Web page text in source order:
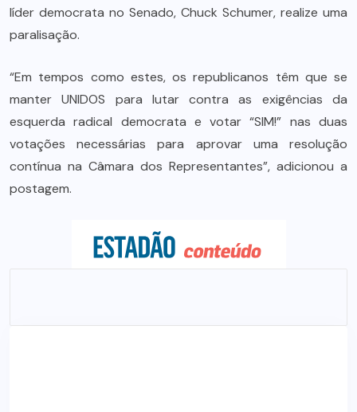
líder democrata no Senado, Chuck Schumer, realize uma
paralisação.
“Em tempos como estes, os republicanos têm que se
manter UNIDOS para lutar contra as exigências da
esquerda radical democrata e votar “SIM!” nas duas
votações necessárias para aprovar uma resolução
contínua na Câmara dos Representantes”, adicionou a
postagem.